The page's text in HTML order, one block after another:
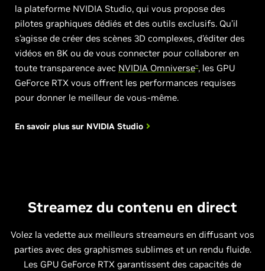
la plateforme NVIDIA Studio, qui vous propose des
pilotes graphiques dédiés et des outils exclusifs. Qu’il
s’agisse de créer des scènes 3D complexes, d’éditer des
vidéos en 8K ou de vous connecter pour collaborer en
toute transparence avec NVIDIA Omniverse™, les GPU
GeForce RTX vous offrent les performances requises
pour donner le meilleur de vous-même.
En savoir plus sur NVIDIA Studio
Streamez du contenu en direct
Volez la vedette aux meilleurs streameurs en diffusant vos
parties avec des graphismes sublimes et un rendu fluide.
Les GPU GeForce RTX garantissent des capacités de